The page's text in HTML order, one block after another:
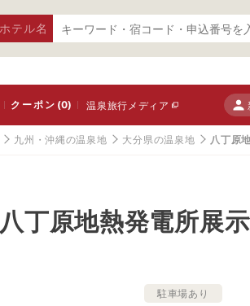
テル名
クーポン(0) 温泉旅行メディア
九州・沖縄の温泉地 大分県の温泉地 八丁原
八丁原地熱発電所展
駐車場あり